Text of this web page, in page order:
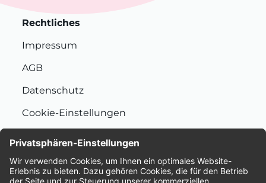
Rechtliches
Impressum
AGB
Datenschutz
Cookie-Einstellungen
Bewertungen